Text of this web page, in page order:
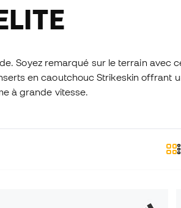
Soyez remarqué sur le terrain avec
en caoutchouc Strikeskin offrant
à grande vitesse.